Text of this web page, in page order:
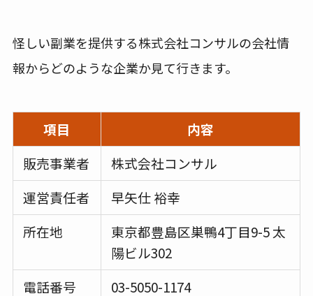
怪しい副業を提供する株式会社コンサルの会社情
報からどのような企業か見て行きます。
項目
内容
販売事業者
株式会社コンサル
運営責任者
早矢仕 裕幸
所在地
東京都豊島区巣鴨4丁目9-5 太
陽ビル302
電話番号
03-5050-1174